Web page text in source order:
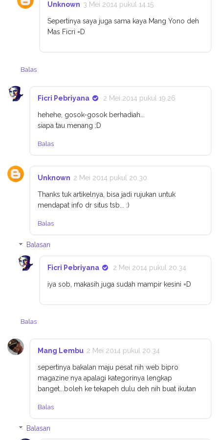
Unknown 3 Mei 2014 pukul 14.15
Sepertinya saya juga sama kaya Mang Yono deh
Mas Ficri =D
Balas
Ficri Pebriyana 2 Mei 2014 pukul 19.26
hehehe, gosok-gosok berhadiah...
siapa tau menang :D
Balas
Unknown 2 Mei 2014 pukul 20.30
Thanks tuk artikelnya, bisa jadi rujukan untuk
mendapat info dr situs tsb... :)
Balas
Balasan
Ficri Pebriyana 2 Mei 2014 pukul 20.34
iya sob, makasih juga sudah mampir kesini =D
Balas
Mang Lembu 2 Mei 2014 pukul 20.34
sepertinya bakalan maju pesat nih web bipro
magazine nya apalagi kategorinya lengkap
banget...boleh ke tekapeh dulu deh nih buat ikutan
Balas
Balasan